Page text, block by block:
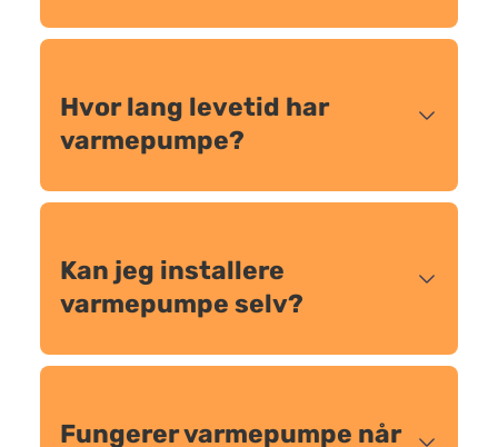
Hvor lang levetid har
varmepumpe?
Kan jeg installere
varmepumpe selv?
Fungerer varmepumpe når